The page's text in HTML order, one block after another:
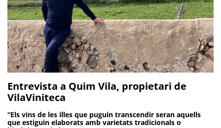
Entrevista a Quim Vila, propietari de
VilaViniteca
“Els vins de les illes que puguin transcendir seran aquells
que estiguin elaborats amb varietats tradicionals o